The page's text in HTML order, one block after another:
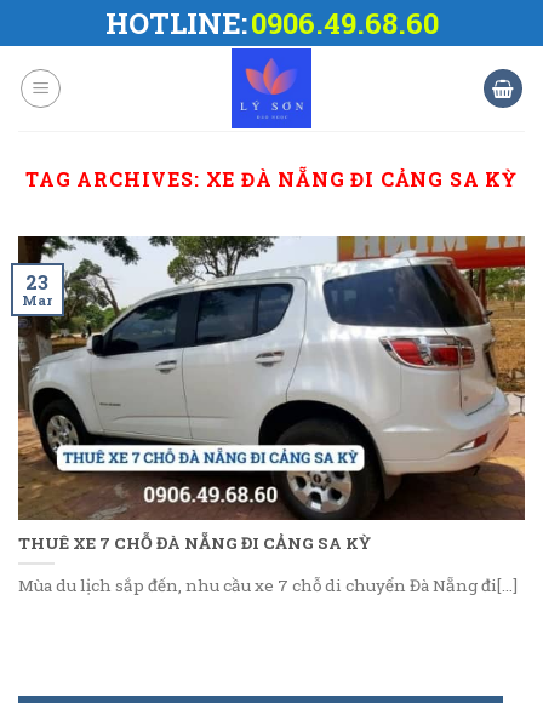
to
content
HOTLINE:0906.49.68.60
TAG ARCHIVES: XE ĐÀ NẴNG ĐI CẢNG SA KỲ
THUÊ XE 7 CHỖ ĐÀ NẴNG ĐI CẢNG SA KỲ
Mùa du lịch sắp đến, nhu cầu xe 7 chỗ di chuyển Đà Nẵng đi[...]
23
Mar